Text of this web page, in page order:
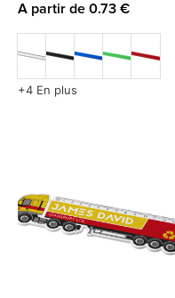
A partir de 0.73 €
+4 En plus